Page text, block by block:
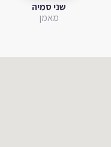
שני סמיה
מאמן